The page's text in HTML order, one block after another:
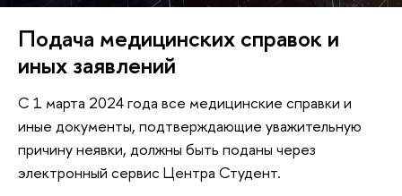
Подача медицинских справок и
иных заявлений
C 1 марта 2024 года все медицинские справки и
иные документы, подтверждающие уважительную
причину неявки, должны быть поданы через
электронный сервис Центра Студент.